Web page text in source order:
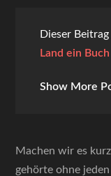
Dieser
Land ein Buch
Show More
Machen wir es
gehörte ohne